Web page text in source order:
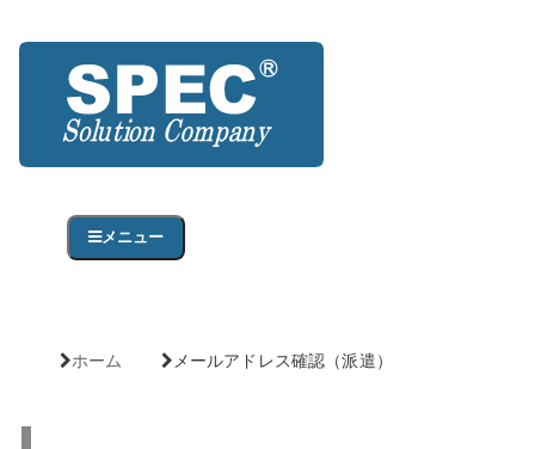
メニュー
ホーム メールアドレス確認（派遣）